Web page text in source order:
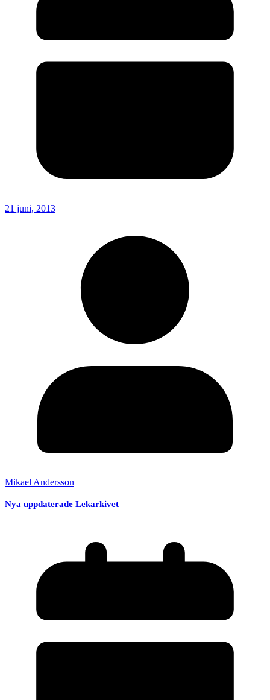
21 juni, 2013
Mikael Andersson
Nya uppdaterade Lekarkivet